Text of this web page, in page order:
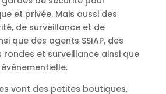
et privée. Mais aussi des
de surveillance et de
que des agents SSIAP, des
et surveillance ainsi que
vont des petites boutiques,